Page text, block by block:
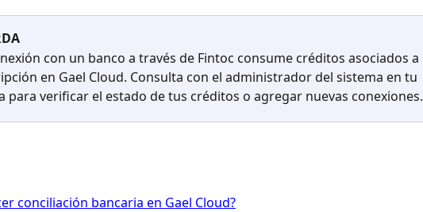
con un banco a través de Fintoc consume créditos asociados a
en Gael Cloud. Consulta con el administrador del sistema en tu
para verificar el estado de tus créditos o agregar nuevas conexiones.
conciliación bancaria en Gael Cloud?